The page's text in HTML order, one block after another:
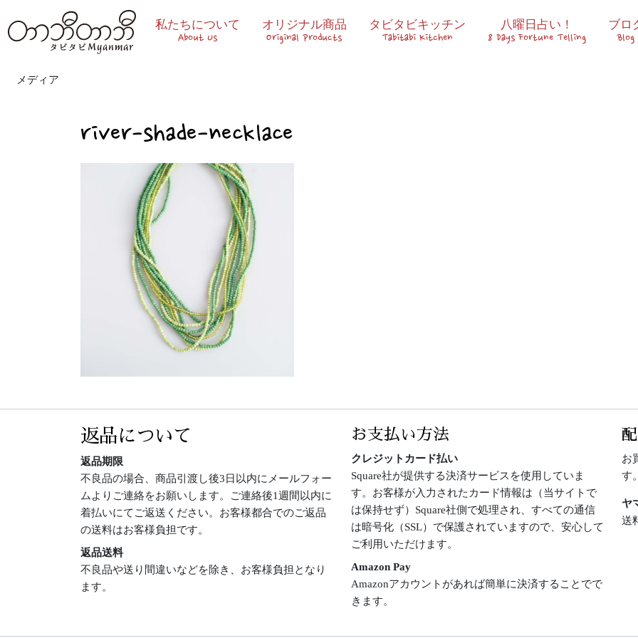
私たちについて
About Us
オリジナル商品
Original Products
タビタビキッチン
Tabitabi Kitchen
八曜日占い！
8 Days Fortune Telling
ブロ
Blog
メディア
river-shade-necklace
返品について
返品期限
不良品の場合、商品引渡し後3日以内にメールフォー
ムよりご連絡をお願いします。ご連絡後1週間以内に
着払いにてご返送ください。お客様都合でのご返品
の送料はお客様負担です。
返品送料
不良品や送り間違いなどを除き、お客様負担となり
ます。
お支払い方法
クレジットカード払い
Square社が提供する決済サービスを使用していま
す。お客様が入力されたカード情報は（当サイトで
は保持せず）Square社側で処理され、すべての通信
は暗号化（SSL）で保護されていますので、安心して
ご利用いただけます。
Amazon Pay
Amazonアカウントがあれば簡単に決済することでで
きます。
お
す
ヤ
送